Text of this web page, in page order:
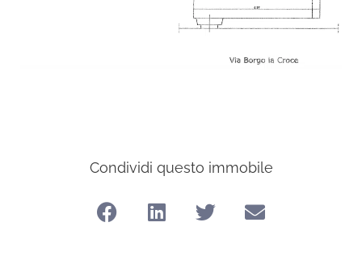
Condividi questo immobile